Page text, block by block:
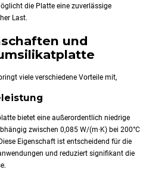
die Platte eine zuverlässige
Last.
und
viele verschiedene Vorteile mit,
bietet eine außerordentlich niedrige
zwischen 0,085 W/(m·K) bei 200°C
Eigenschaft ist entscheidend für die
und reduziert signifikant die